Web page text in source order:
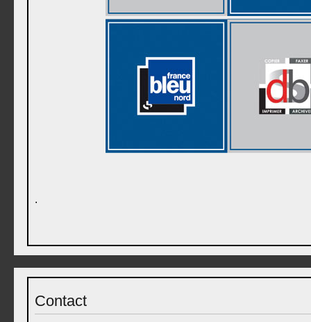
.
Contact